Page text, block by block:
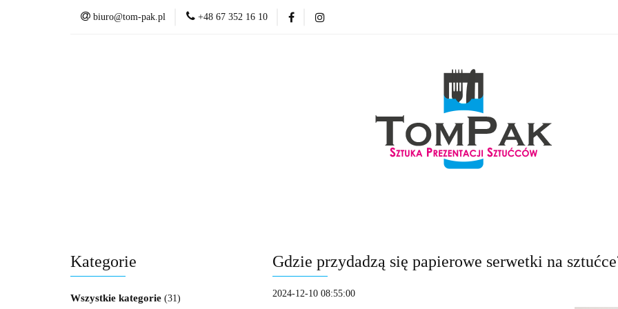
biuro@tom-pak.pl +48 67 352 16 10
Kategorie
Wszystkie kategorie (31)
Gdzie przydadzą się papierowe serwetki na
2024-12-10 08:55:00